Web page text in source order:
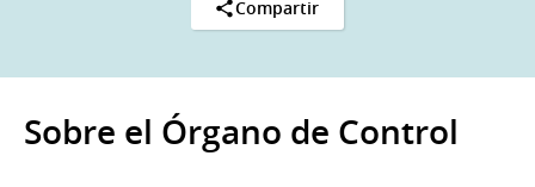
Compartir
Sobre el Órgano de Control